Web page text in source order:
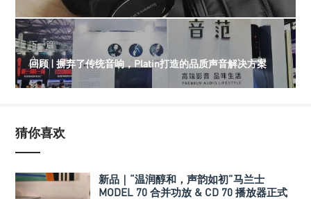
下一篇
回顾 | 摒弃了传统音响，Platin打造的品质声音解决方案
猜你喜欢
新品｜“温润醇和，声韵如初”马兰士
MODEL 70 合并功放 & CD 70 播放器正式